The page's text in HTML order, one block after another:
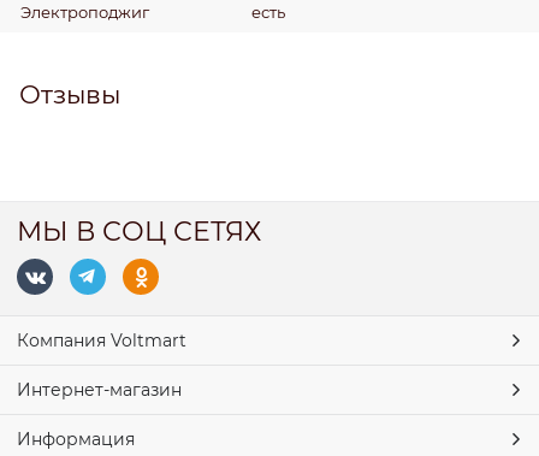
Электроподжиг есть
Отзывы
МЫ В СОЦ СЕТЯХ
Компания Voltmart
Интернет-магазин
Информация